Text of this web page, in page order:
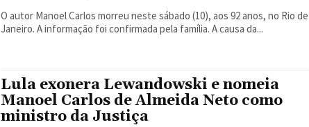
O autor Manoel Carlos morreu neste sábado (10), aos 92 anos, no Rio de
Janeiro. A informação foi confirmada pela família. A causa da...
Lula exonera Lewandowski e nomeia
Manoel Carlos de Almeida Neto como
ministro da Justiça